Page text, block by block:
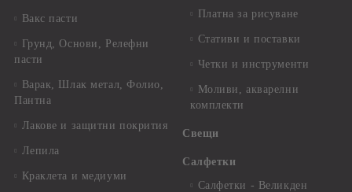
Вакс пасти
Грунд, Основи, Релефни
пасти
Варак, Шлак метал, Фолио,
Пантна
Лакове и защитни покрития
Лепила
Краклета и медиуми
Платна за рисуване
Стативи и поставки
Четки и инструменти
Моливи, акварелни
комплекти
Свещи
Салфетки
Салфетки - Великден